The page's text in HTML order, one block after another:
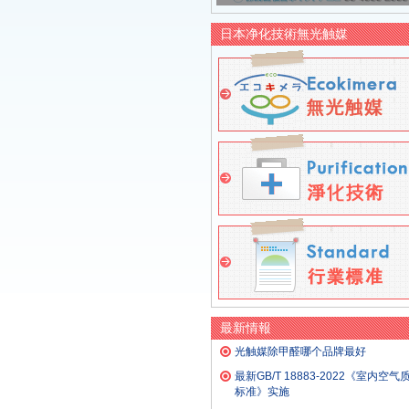
日本净化技術無光触媒
最新情報
光触媒除甲醛哪个品牌最好
最新GB/T 18883-2022《室内空气
标准》实施